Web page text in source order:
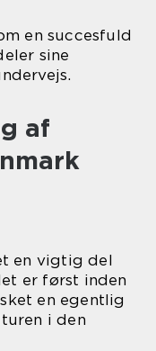
en succesfuld
sine
af
en vigtig del
er først inden
en egentlig
i den